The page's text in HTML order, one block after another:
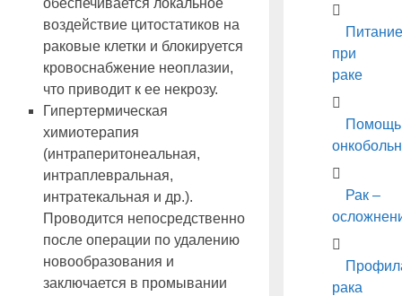
обеспечивается локальное
воздействие цитостатиков на
раковые клетки и блокируется
кровоснабжение неоплазии,
что приводит к ее некрозу.
Гипертермическая
химиотерапия
(интраперитонеальная,
интраплевральная,
интратекальная и др.).
Проводится непосредственно
после операции по удалению
новообразования и
заключается в промывании
Питание
при
раке
Помощь
Рак –
рака